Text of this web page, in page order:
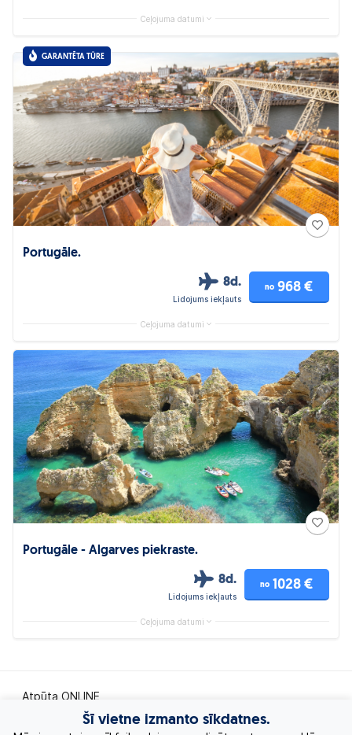
Ceļojuma datumi
GARANTĒTA TŪRE
Portugāle.
8d.
Lidojums iekļauts
no 968 €
Ceļojuma datumi
Portugāle - Algarves piekraste.
8d.
Lidojums iekļauts
no 1028 €
Ceļojuma datumi
Atpūta ONLINE
Šī vietne izmanto sīkdatnes.